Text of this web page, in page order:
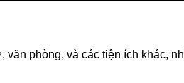
phòng, và các tiện ích khác,